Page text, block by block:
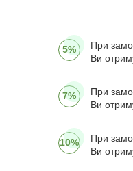
5%
При
Ви
7%
При
Ви
10%
При
Ви